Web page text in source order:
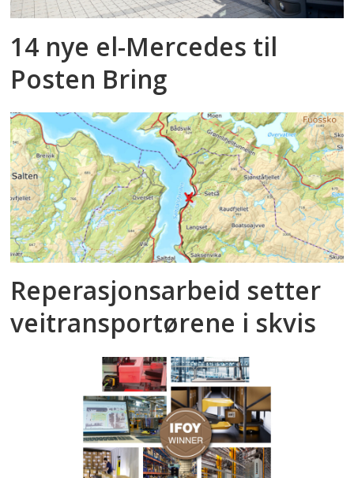
14 nye el-Mercedes til
Posten Bring
Reperasjonsarbeid setter
veitransportørene i skvis